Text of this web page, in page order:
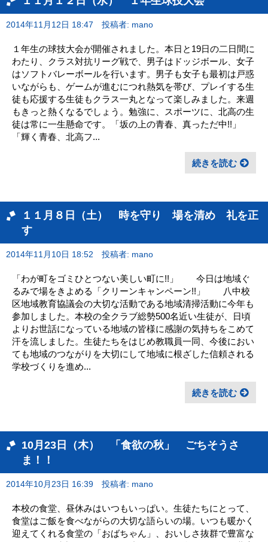
2014年11月12日 18:47 投稿者: mano
１年生の球技大会が開催されました。本日と19日の二日間に
わたり、クラス対抗リーグ戦で、男子はドッジボール、女子
はソフトバレーボールを行います。男子も女子も最初は戸惑
いながらも、ゲームが進むにつれ熱気を帯び、プレイする生
徒も応援する生徒もクラス一丸となって楽しみました。来週
もきっと熱くなるでしょう。勉強に、スポーツに、北高の生
徒は常に一生懸命です。「坂の上の青春、真っただ中!!」
「輝く青春、北高フ...
続きを読む
１１月８日（土） 時を守り 場を清め 礼を正
す
2014年11月10日 18:52 投稿者: mano
「わが町をゴミひとつない美しい町に!!」 今日は地域ぐ
るみで場をきよめる「クリーンキャンペーン!!」 八中校
区地域教育協議会の大切な活動である地域清掃活動に今年も
参加しました。本校の全クラブ総勢500名近い生徒が、日頃
よりお世話になっている地域の皆様に感謝の気持ちをこめて
汗を流しました。生徒たちをはじめ教職員一同、今後におい
ても地域のつながりを大切にして地域に根ざした信頼される
学校づくりを進め...
続きを読む
10月23日（木） 「食欲の秋」 ごちそうさ
ま！！
2014年10月23日 16:39 投稿者: mano
本校の食堂、昼休みはいつもいっぱい。生徒たちにとって、
食堂はご飯を食べながらの大切な語らいの場。いつも暖かく
迎えてくれる食堂の「おばちゃん」、おいしさ抜群で豊富な